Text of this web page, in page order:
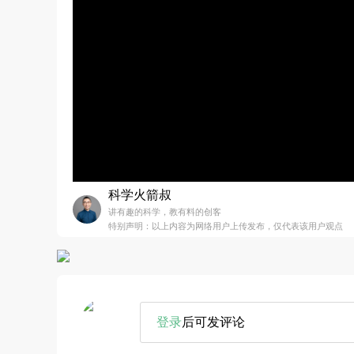
科学火箭叔
讲有趣的科学，教有料的创客
特别声明：以上内容为网络用户上传发布，仅代表该用户观点
登录后可发评论